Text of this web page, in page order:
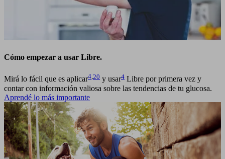
Cómo empezar a usar Libre.
Mirá lo fácil que es aplicar4,20 y usar4 Libre por primera vez y
contar con información valiosa sobre las tendencias de tu glucosa.
Aprendé lo más importante